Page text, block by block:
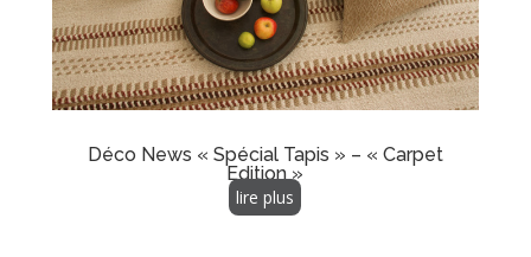
Déco News « Spécial Tapis » – « Carpet
Edition »
lire plus